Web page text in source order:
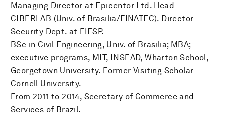
Managing Director at Epicentor Ltd. Head
CIBERLAB (Univ. of Brasilia/FINATEC). Director
Security Dept. at FIESP.
BSc in Civil Engineering, Univ. of Brasilia; MBA;
executive programs, MIT, INSEAD, Wharton School,
Georgetown University. Former Visiting Scholar
Cornell University.
From 2011 to 2014, Secretary of Commerce and
Services of Brazil.